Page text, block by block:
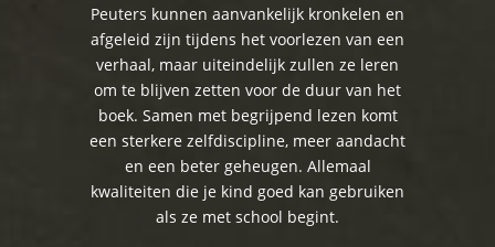
Peuters kunnen aanvankelijk kronkelen en
afgeleid zijn tijdens het voorlezen van een
verhaal, maar uiteindelijk zullen ze leren
om te blijven zetten voor de duur van het
boek. Samen met begrijpend lezen komt
een sterkere zelfdiscipline, meer aandacht
en een beter geheugen. Allemaal
kwaliteiten die je kind goed kan gebruiken
als ze met school begint.